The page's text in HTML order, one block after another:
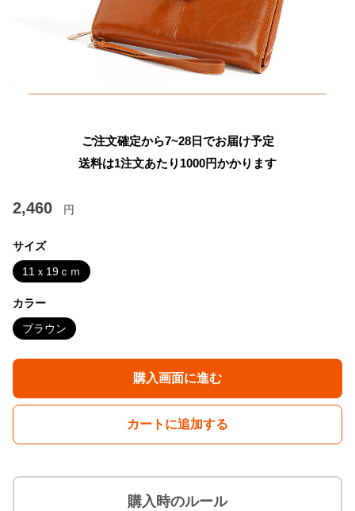
ご注文確定から7~28日でお届け予定
送料は1注文あたり 1000円かかります
2,460 円
サイズ
11ｘ19ｃｍ
カラー
ブラウン
購入画面に進む
カートに追加する
購入時のルール